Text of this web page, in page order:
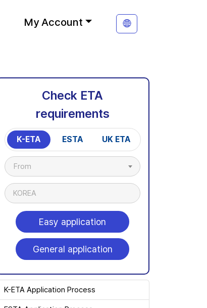
My Account
Check ETA
requirements
K-ETA ESTA UK ETA
From
KOREA
Easy application
General application
K-ETA Application Process